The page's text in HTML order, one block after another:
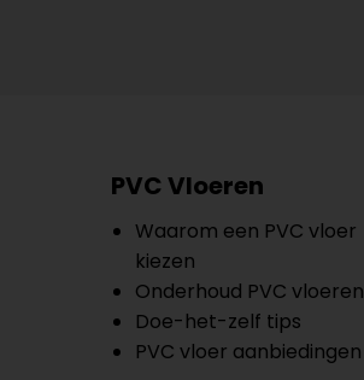
PVC Vloeren
Waarom een PVC vloer
kiezen
Onderhoud PVC vloeren
Doe-het-zelf tips
PVC vloer aanbiedingen